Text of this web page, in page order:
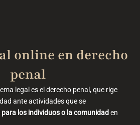
online​ en derecho
penal
legal es el derecho penal, que rige
ante actividades que se
para los individuos o la comunidaden